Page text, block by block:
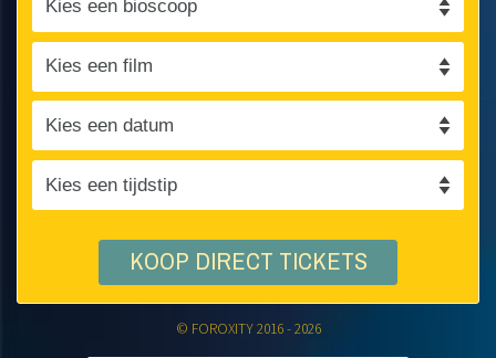
KOOP DIRECT TICKETS
© FOROXITY 2016 - 2026